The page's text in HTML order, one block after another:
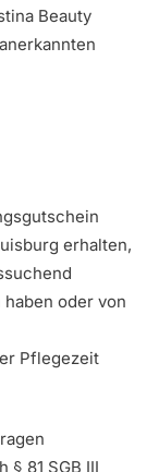
Beauty
erhalten,
oder von
Pflegezeit
81 SGB III